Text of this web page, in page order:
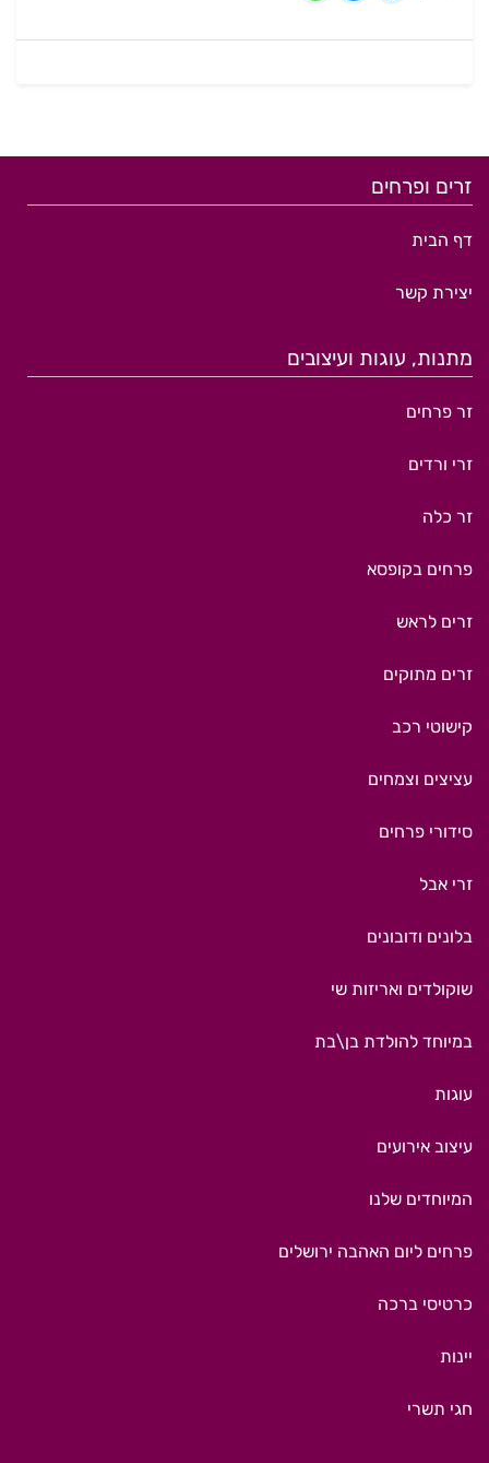
זרים ופרחים
דף הבית
יצירת קשר
מתנות, עוגות ועיצובים
זר פרחים
זרי ורדים
זר כלה
פרחים בקופסא
זרים לראש
זרים מתוקים
קישוטי רכב
עציצים וצמחים
סידורי פרחים
זרי אבל
בלונים ודובונים
שוקולדים ואריזות שי
במיוחד להולדת בן\בת
עוגות
עיצוב אירועים
המיוחדים שלנו
פרחים ליום האהבה ירושלים
כרטיסי ברכה
יינות
חגי תשרי